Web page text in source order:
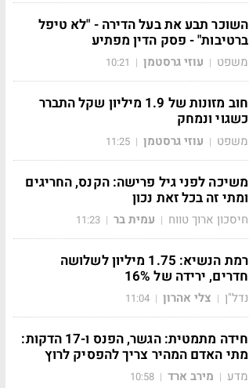
השוכר תבע את בעל הדירה - "לא טיפל
ברטיבות" - פסק הדין מפתיע
משפט | עוזי גרסטמן |
10:21
חוב מזונות של 1.9 מיליון שקל התברר
כשגוי ונמחק
משפט | עוזי גרסטמן |
11:25
משיכה לפני גיל פרישה: הקנס, החריגים
ומתי זה בכל זאת נכון
חיסכון ארוך טווח | עמית בר |
11:23
רמת הנשיא: 1.75 מיליון לשלושה
חדרים, ירידה של 16%
נדל"ן | צלי אהרון |
11:04
חידה מתמטית: הגשר, הפנס ו-17 הדקות:
מתי האדם המהיר צריך להפסיק לרוץ
מדע | מירב ארד |
10:58